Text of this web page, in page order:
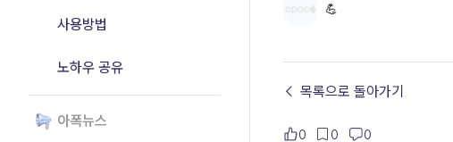
사용방법
노하우 공유
아폭뉴스
💪
← 목록으로 돌아가기
0 0 0